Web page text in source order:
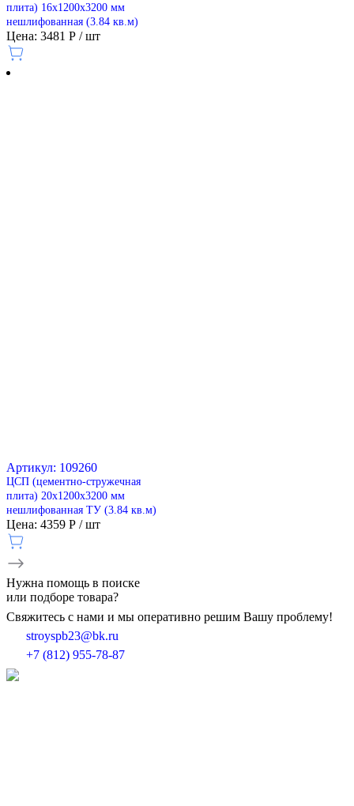
плита) 16х1200х3200 мм
нешлифованная (3.84 кв.м)
Цена: 3481 Р / шт
Артикул: 109260
ЦСП (цементно-стружечная
плита) 20х1200х3200 мм
нешлифованная ТУ (3.84 кв.м)
Цена: 4359 Р / шт
Нужна помощь в поиске
или подборе товара?
Свяжитесь с нами и мы оперативно решим Вашу проблему!
stroyspb23@bk.ru
+7 (812) 955-78-87